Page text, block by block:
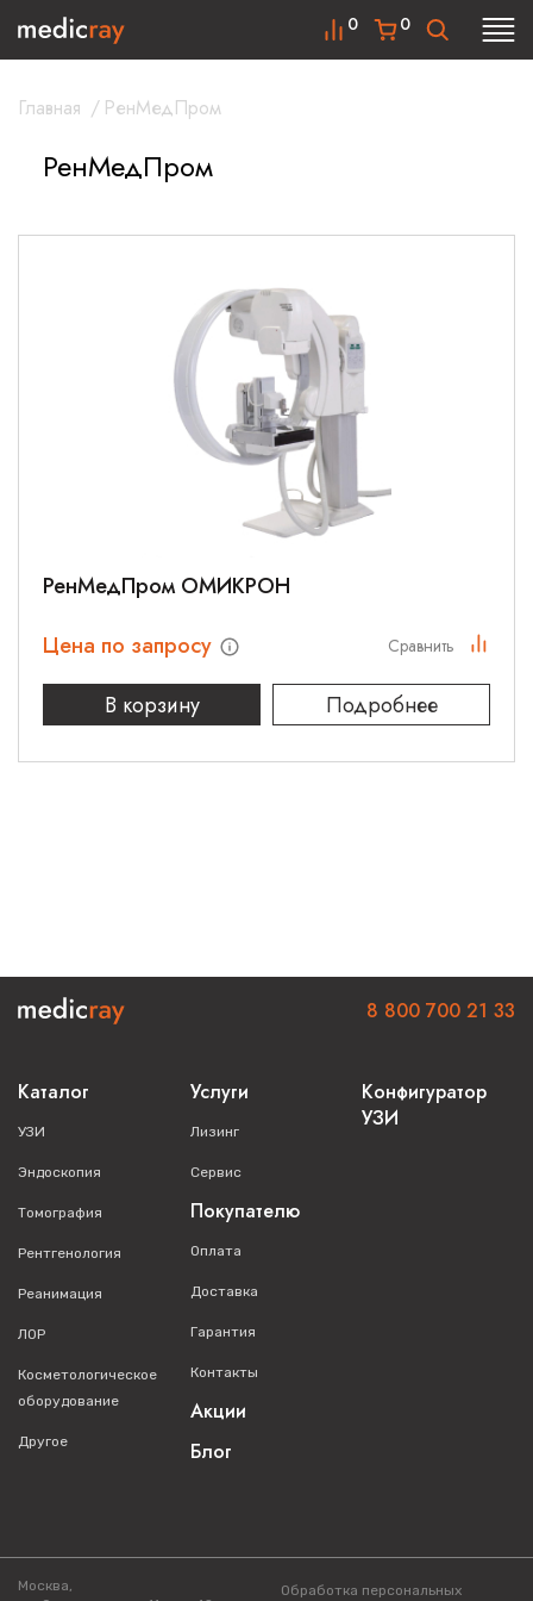
0
0
Главная / РенМедПром
РенМедПром
РенМедПром ОМИКРОН
Цена по запросу
В корзину
Подробнее
Сравнить
Каталог
УЗИ
Эндоскопия
Томография
Рентгенология
Реанимация
ЛОР
Косметологическое
оборудование
Другое
Услуги
Лизинг
Сервис
Покупателю
Оплата
Доставка
Гарантия
Контакты
Акции
Блог
Конфигуратор
УЗИ
8 800 700 21 33
Москва,
Обработка персональных